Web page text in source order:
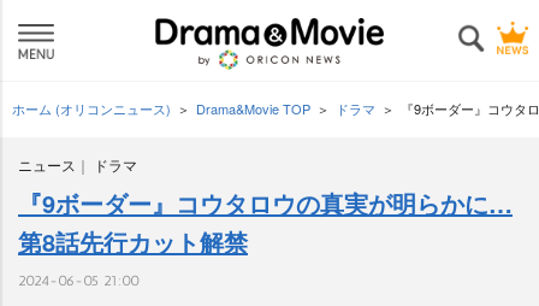
ホーム (オリコンニュース) Drama&Movie TOP ドラマ 『9ボーダー』コウ
ニュース ドラマ
『9ボーダー』コウタロウの真実が明らかに…
第8話先行カット解禁
2024-06-05 21:00